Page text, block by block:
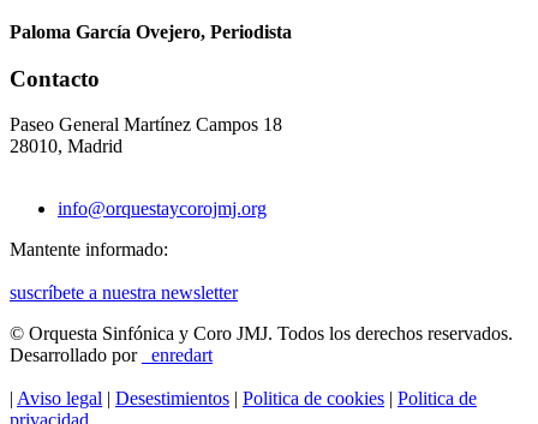
Paloma García Ovejero, Periodista
Contacto
Paseo General Martínez Campos 18
28010, Madrid
info@orquestaycorojmj.org
Mantente informado:
suscríbete a nuestra newsletter
© Orquesta Sinfónica y Coro JMJ. Todos los derechos reservados.
Desarrollado por
_enredart
| Aviso legal | Desestimientos | Politica de cookies | Politica de